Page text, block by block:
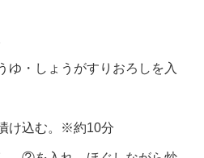
・しょうがすりおろしを入
け込む。※約10分